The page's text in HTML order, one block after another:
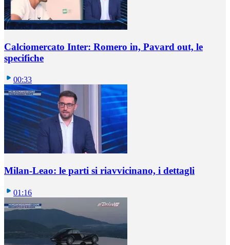
Calciomercato Inter: Romero in, Pavard out, le
specifiche
00:33
Milan-Leao: le parti si riavvicinano, i dettagli
01:16